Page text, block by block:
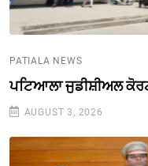
PATIALA NEWS
ਪਟਿਆਲਾ ਜੁਡੀਸ਼ੀਅਲ
AUGUST 3, 2026